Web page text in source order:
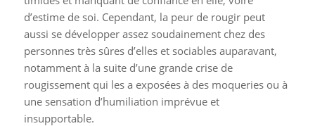
d’estime de soi. Cependant, la peur de rougir peut
aussi se développer assez soudainement chez des
personnes très sûres d’elles et sociables auparavant,
notamment à la suite d’une grande crise de
rougissement qui les a exposées à des moqueries ou à
une sensation d’humiliation imprévue et
insupportable.